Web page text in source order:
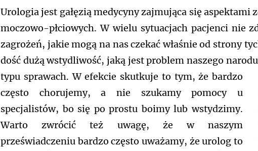
Urologia jest gałęzią medycyny zajmująca się aspektami
moczowo-płciowych. W wielu sytuacjach pacjenci nie
zagrożeń, jakie mogą na nas czekać właśnie od strony
dość dużą wstydliwość, jaką jest problem naszego
typu sprawach. W efekcie skutkuje to tym, że bardzo
często chorujemy, a nie szukamy pomocy u
specjalistów, bo się po prostu boimy lub wstydzimy.
Warto zwrócić też uwagę, że w naszym
przeświadczeniu bardzo często uważamy, że urolog to